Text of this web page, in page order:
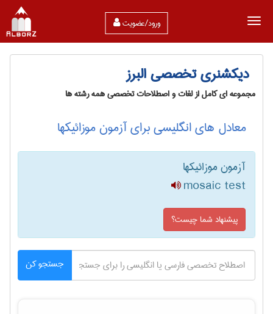
ورود/عضویت
دیکشنری تخصصی البرز
مجموعه ای کامل از لغات و اصطلاحات تخصصی همه رشته ها
معادل های انگلیسی برای آزمون موزائیکها
آزمون موزائیکها
mosaic test
پیشنهاد شما چیست؟
جستجو کن